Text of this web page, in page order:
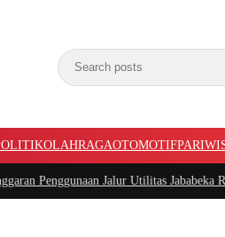
OLAHRAGAOTOMOTIF
Jalur Utilitas Jababeka Resmi Naik ke